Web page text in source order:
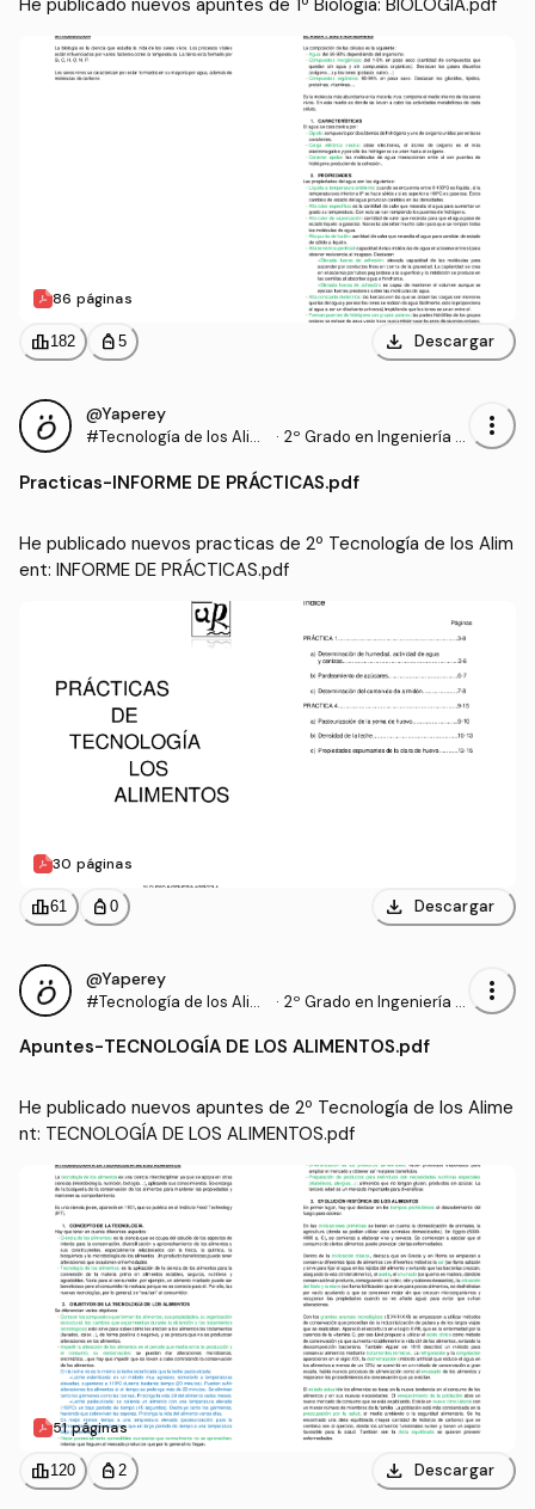
He publicado nuevos apuntes de 1º Biología: BIOLOGÍA.pdf
86 páginas
leaderboard182 personal_bag 5 download Descargar
@Yaperey
#Tecnología de los Alim
· 2º Grado en Ingeniería A
more_vert
Practicas-INFORME DE PRÁCTICAS.pdf
He publicado nuevos practicas de 2º Tecnología de los Alim
ent: INFORME DE PRÁCTICAS.pdf
30 páginas
leaderboard61 personal_bag 0 download Descargar
@Yaperey
#Tecnología de los Alim
· 2º Grado en Ingeniería A
more_vert
Apuntes-TECNOLOGÍA DE LOS ALIMENTOS.pdf
He publicado nuevos apuntes de 2º Tecnología de los Alime
nt: TECNOLOGÍA DE LOS ALIMENTOS.pdf
51 páginas
leaderboard120 personal_bag 2 download Descargar